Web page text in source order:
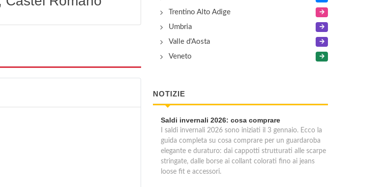
Trentino Alto Adige
Umbria
Valle d'Aosta
Veneto
NOTIZIE
Saldi invernali 2026: cosa comprare
I saldi invernali 2026 sono iniziati il 3 gennaio. Ecco la
guida completa su cosa comprare per un guardaroba
elegante e duraturo: dai cappotti strutturati alle scarpe
stringate, dalle borse ai collant colorati fino ai jeans
loose fit e accessori.